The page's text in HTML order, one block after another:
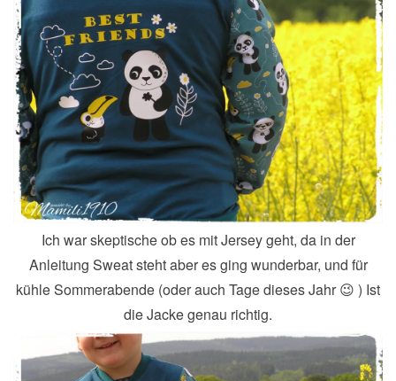
Ich war skeptische ob es mit Jersey geht, da in der
Anleitung Sweat steht aber es ging wunderbar, und für
kühle Sommerabende (oder auch Tage dieses Jahr 😉 ) Ist
die Jacke genau richtig.